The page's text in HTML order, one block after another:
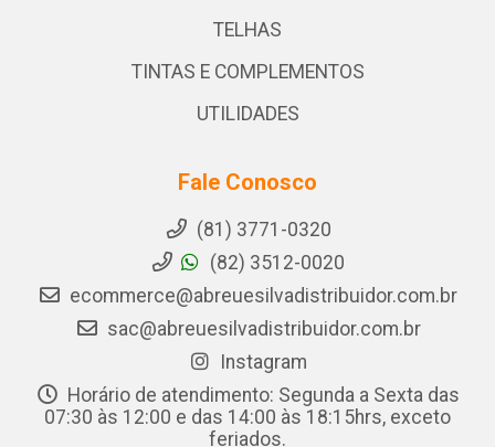
TELHAS
TINTAS E COMPLEMENTOS
UTILIDADES
Fale Conosco
(81) 3771-0320
(82) 3512-0020
ecommerce@abreuesilvadistribuidor.com.br
sac@abreuesilvadistribuidor.com.br
Instagram
Horário de atendimento: Segunda a Sexta das
07:30 às 12:00 e das 14:00 às 18:15hrs, exceto
feriados.